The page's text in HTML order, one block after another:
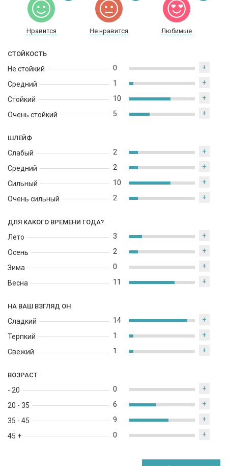
Нравится Не нравится Любимые
СТОЙКОСТЬ
Не стойкий
Средний
Стойкий
Очень стойкий
0 +
1 +
10 +
5 +
ШЛЕЙФ
Слабый
Средний
Сильный
Очень сильный
2 +
2 +
10 +
2 +
ДЛЯ КАКОГО ВРЕМЕНИ ГОДА?
Лето
Осень
Зима
Весна
3 +
2 +
0 +
11 +
НА ВАШ ВЗГЛЯД ОН
Сладкий
Терпкий
Свежий
14 +
1 +
1 +
ВОЗРАСТ
- 20
20 - 35
35 - 45
45 +
0 +
6 +
9 +
0 +